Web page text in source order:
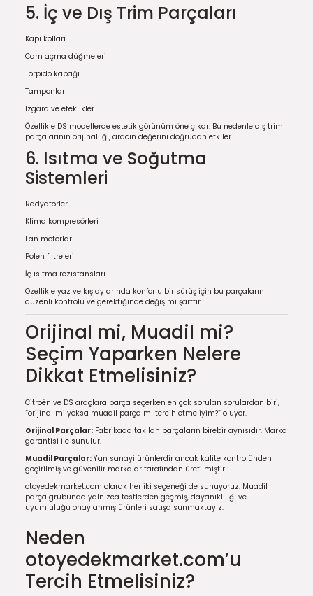
5. İç ve Dış Trim Parçaları
Kapı kolları
Cam açma düğmeleri
Torpido kapağı
Tamponlar
Izgara ve eteklikler
Özellikle DS modellerde estetik görünüm öne çıkar. Bu nedenle dış trim
parçalarının orijinalliği, aracın değerini doğrudan etkiler.
6. Isıtma ve Soğutma
Sistemleri
Radyatörler
Klima kompresörleri
Fan motorları
Polen filtreleri
İç ısıtma rezistansları
Özellikle yaz ve kış aylarında konforlu bir sürüş için bu parçaların
düzenli kontrolü ve gerektiğinde değişimi şarttır.
Orijinal mi, Muadil mi?
Seçim Yaparken Nelere
Dikkat Etmelisiniz?
Citroën ve DS araçlara parça seçerken en çok sorulan sorulardan biri,
“orijinal mi yoksa muadil parça mı tercih etmeliyim?” oluyor.
Orijinal Parçalar: Fabrikada takılan parçaların birebir aynısıdır. Marka
garantisi ile sunulur.
Muadil Parçalar: Yan sanayi ürünlerdir ancak kalite kontrolünden
geçirilmiş ve güvenilir markalar tarafından üretilmiştir.
otoyedekmarket.com olarak her iki seçeneği de sunuyoruz. Muadil
parça grubunda yalnızca testlerden geçmiş, dayanıklılığı ve
uyumluluğu onaylanmış ürünleri satışa sunmaktayız.
Neden
otoyedekmarket.com’u
Tercih Etmelisiniz?